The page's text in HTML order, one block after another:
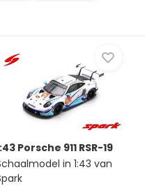
Porsche 911 RSR-19
in 1:43 van